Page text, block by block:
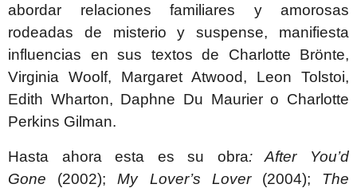
abordar relaciones familiares y amorosas
rodeadas de misterio y suspense, manifiesta
influencias en sus textos de Charlotte Brönte,
Virginia Woolf, Margaret Atwood, Leon Tolstoi,
Edith Wharton, Daphne Du Maurier o Charlotte
Perkins Gilman.
Hasta ahora esta es su obra: After You’d
Gone (2002);My Lover’s Lover (2004); The